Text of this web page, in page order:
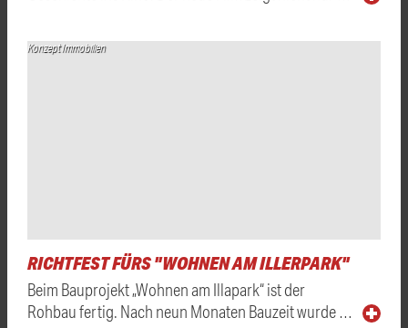
Konzept Immobilien
RICHTFEST FÜRS "WOHNEN AM ILLERPARK"
Beim Bauprojekt „Wohnen am Illapark“ ist der
Rohbau fertig. Nach neun Monaten Bauzeit wurde …